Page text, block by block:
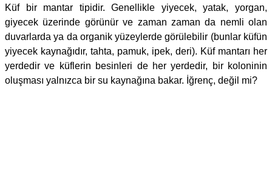
Küf bir mantar tipidir. Genellikle yiyecek, yatak, yorgan,
giyecek üzerinde görünür ve zaman zaman da nemli olan
duvarlarda ya da organik yüzeylerde görülebilir (bunlar küfün
yiyecek kaynağıdır, tahta, pamuk, ipek, deri). Küf mantarı her
yerdedir ve küflerin besinleri de her yerdedir, bir koloninin
oluşması yalnızca bir su kaynağına bakar. İğrenç, değil mi?